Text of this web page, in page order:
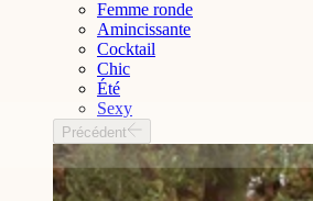
Femme ronde
Amincissante
Cocktail
Chic
Été
Sexy
Précédent